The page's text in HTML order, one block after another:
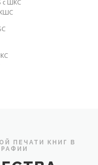
КШС
ПЕЧАТИ КНИГ В